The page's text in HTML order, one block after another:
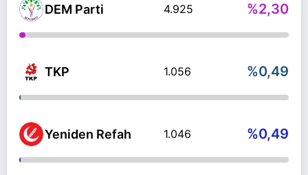
DEM Parti 4.925 %2,30
TKP 1.056 %0,49
Yeniden Refah 1.046 %0,49